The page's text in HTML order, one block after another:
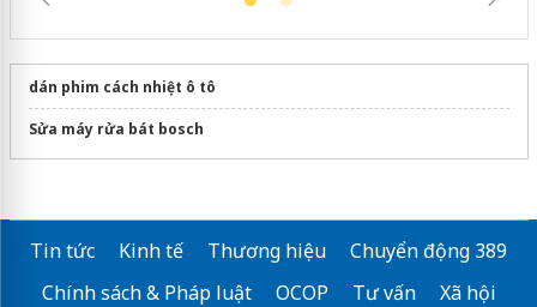
dán phim cách nhiệt ô tô
Sửa máy rửa bát bosch
Tin tức Kinh tế Thương hiệu
Chuyển động 389
Chính sách & Pháp luật
OCOP Tư vấn
Xã hội